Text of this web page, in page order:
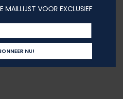
MAILLIJST VOOR EXCLUSIEF